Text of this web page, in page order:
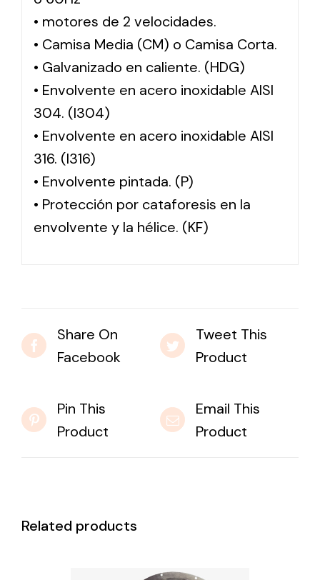
• motores de 2 velocidades.
• Camisa Media (CM) o Camisa Corta.
• Galvanizado en caliente. (HDG)
• Envolvente en acero inoxidable AISI
304. (I304)
• Envolvente en acero inoxidable AISI
316. (I316)
• Envolvente pintada. (P)
• Protección por cataforesis en la
envolvente y la hélice. (KF)
Share On
Facebook
Tweet This
Product
Pin This
Product
Email This
Product
Related products